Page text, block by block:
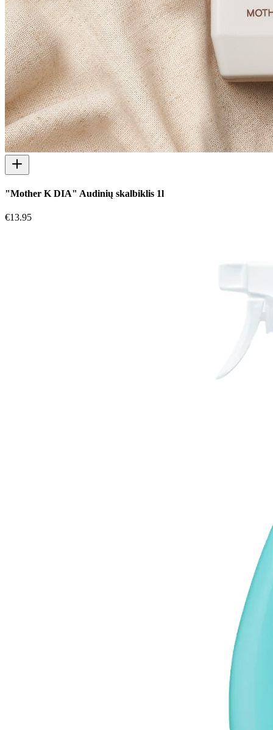
"Mother K DIA" Audinių skalbiklis 1l
€13.95